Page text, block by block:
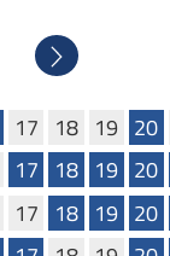
Successivo
17 18 19 20
17 18 19 20
17 18 19 20